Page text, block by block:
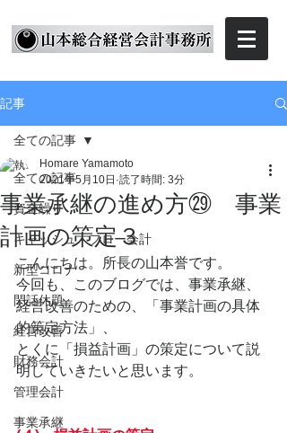
記事
全ての記事
資金繰り
キャッシュ・フロー会計
新型コロナ
閑話休題
経営改善
財務会計
管理会計
事業承継
全ての記事
事業承継の進め方㉙ 事業
計画の策定３
Homare Yamamoto
2021年5月10日 読了時間: 3分
こんにちは。所長の山本誉です。
今回も、このブログでは、事業承継、
経営改善のための、「事業計画の具体
的策定方法」、
とくに「損益計画」の策定について説
明していきたいと思います。